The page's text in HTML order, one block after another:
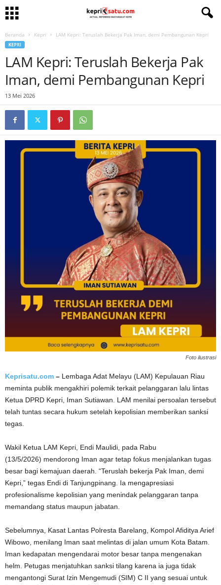
Beranda Kepri LAM Kepri: Teruslah Bekerja Pak Iman, demi Pembangunan Kepri
KEPRI
LAM Kepri: Teruslah Bekerja Pak
Iman, demi Pembangunan Kepri
13 Mei 2026
Foto ilustrasi
Keprisatu.com – Lembaga Adat Melayu (LAM) Kepulauan Riau
meminta publik mengakhiri polemik terkait pelanggaran lalu lintas
Ketua DPRD Kepri, Iman Sutiawan . LAM menilai persoalan tersebut
telah tuntas secara hukum setelah kepolisian memberikan sanksi
tegas.
Wakil Ketua LAM Kepri, Endi Maulidi, pada Rabu
(13/5/2026) mendorong Iman agar tetap fokus menjalankan tugas
besar bagi kemajuan daerah. “Teruslah bekerja Pak Iman, demi
Kepri,” tegas Endi di Tanjungpinang. Ia mengapresiasi
profesionalisme kepolisian yang menindak pelanggaran tanpa
memandang status maupun jabatan
Sebelumnya, Kasat Lantas Polresta Barelang, Kompol Afiditya Arief
Wibowo, menilang Iman saat melintas di jalan umum Kota Batam
Iman kedapatan mengendarai motor besar tanpa mengenakan
helm . Petugas menjatuhkan sanksi tilang karena ia juga tidak
mengantongi Surat Izin Mengemudi (SIM) C II yang sesuai untuk